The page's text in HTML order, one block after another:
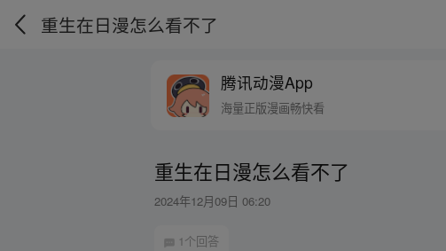
重生在日漫怎么看不了
腾讯动漫App
海量正版漫画畅快看
重生在日漫怎么看不了
2024年12月09日 06:20
1个回答